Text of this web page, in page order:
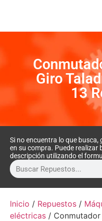
Giro
13
Si no encuentra lo que busca,
en su compra. Puede realizar
descripción utilizando el
Inicio / Repuestos /
eléctricas /